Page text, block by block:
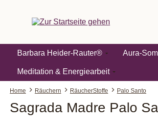
Barbara Heider-Rauter® Aura-
Meditation & Energiearbeit
Home Räuchern RäucherStoffe Palo Santo
Sagrada Madre Palo